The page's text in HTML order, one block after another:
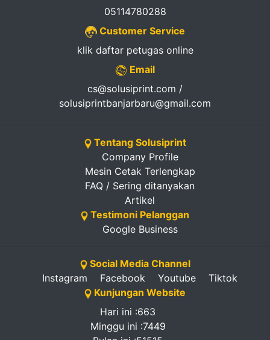
05114780288
Customer Service
klik daftar petugas online
Email
cs@solusiprint.com /
solusiprintbanjarbaru@gmail.com
Tentang Solusiprint
Company Profile
Mesin Cetak Terlengkap
FAQ / Sering ditanyakan
Artikel
Testimoni Pelanggan
Google Business
Social Media Channel
Instagram
Facebook Youtube
Tiktok
Kunjungan Website
Hari ini :663
Minggu ini :7449